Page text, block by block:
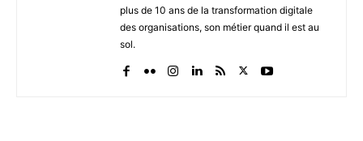
plus de 10 ans de la transformation digitale
des organisations, son métier quand il est au
sol.